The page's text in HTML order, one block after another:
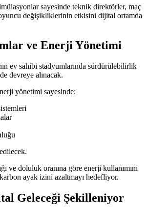
sayesinde teknik direktörler, maç
değişikliklerinin etkisini dijital ortamda
ve Enerji Yönetimi
ev sahibi stadyumlarında sürdürülebilirlik
devreye alınacak.
yönetimi sayesinde:
ve doluluk oranına göre enerji kullanımını
ayak izini azaltmayı hedefliyor.
Geleceği Şekilleniyor